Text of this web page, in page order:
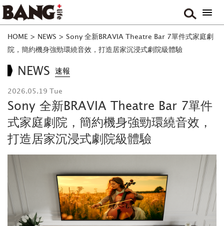
HOME > NEWS > Sony 全新BRAVIA Theatre Bar 7單件式家庭劇
院，簡約機身強勁環繞音效，打造居家沉浸式劇院級體驗
NEWS 速報
2026.05.19 Tue
Sony 全新BRAVIA Theatre Bar 7單件
式家庭劇院，簡約機身強勁環繞音效，
打造居家沉浸式劇院級體驗